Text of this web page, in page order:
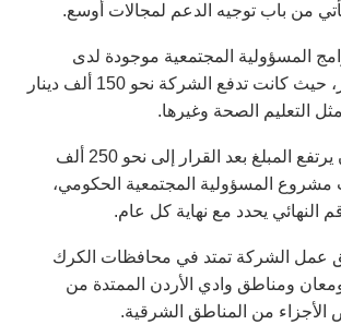
من باب توجيه الدعم لمجالات أوسع.
المسؤولية المجتمعية موجودة لدى
الشركة قبل القرار، حيث كانت تدفع الشركة نحو 150 ألف دينار
التعليم الصحة وغيرها.
وتوقعت حمدان أن يرتفع المبلغ بعد القرار إلى نحو 250 ألف
مشروع المسؤولية المجتمعية الحكومي،
النهائي يحدد مع نهاية كل عام.
عمل الشركة تمتد في محافظات الكرك
ومعان ومناطق وادي الأردن الممتدة من
الأجزاء من المناطق الشرقية.